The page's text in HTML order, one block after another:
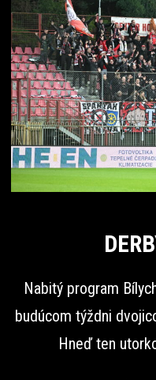
Nabitý program
budúcom týždni
Hneď ten